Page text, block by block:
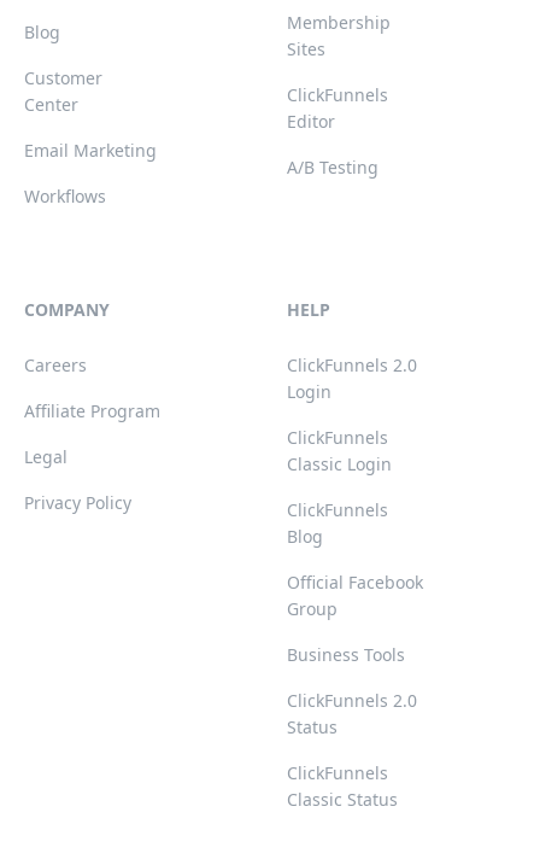
Blog
Customer
Center
Email Marketing
Workflows
Membership
Sites
ClickFunnels
Editor
A/B Testing
COMPANY
Careers
Affiliate Program
Legal
Privacy Policy
HELP
ClickFunnels 2.0
Login
ClickFunnels
Classic Login
ClickFunnels
Blog
Official Facebook
Group
Business Tools
ClickFunnels 2.0
Status
ClickFunnels
Classic Status